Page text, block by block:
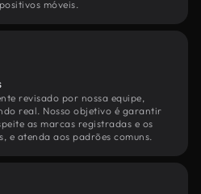
móveis.
revisado por nossa equipe,
real. Nosso objetivo é garantir
as marcas registradas e os
e atenda aos padrões comuns.